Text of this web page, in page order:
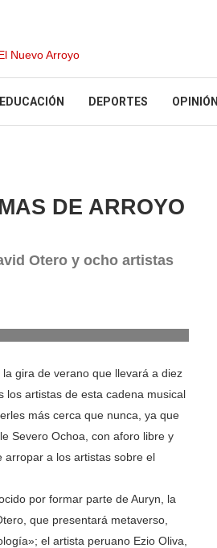
EDUCACIÓN DEPORTES OPINIÓN
DE ARROYO
Otero y ocho artistas
gira de verano que llevará a diez
los artistas de esta cadena musical
más cerca que nunca, ya que
Severo Ochoa, con aforo libre y
arropar a los artistas sobre el
por formar parte de Auryn, la
que presentará metaverso,
el artista peruano Ezio Oliva,